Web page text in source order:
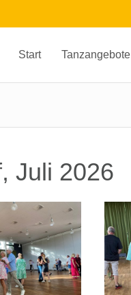
Start Tanzangebote
Juli 2026